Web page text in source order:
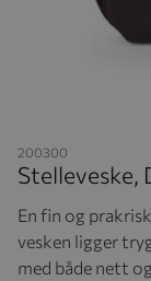
200300
Stelleveske,
En fin og
vesken ligger
med både nett